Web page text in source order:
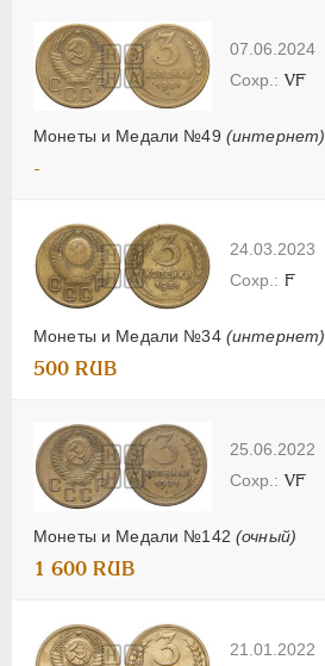
07.06.2024
Монеты и Медали №49 (интернет)
VF
-
24.03.2023
Монеты и Медали №34 (интернет)
F
500 RUB
25.06.2022
Монеты и Медали №142 (очный)
VF
1 600 RUB
21.01.2022